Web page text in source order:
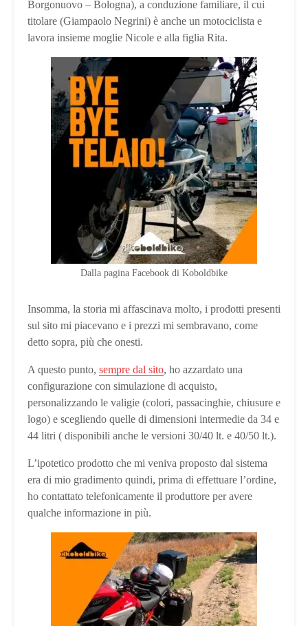
Borgonuovo – Bologna), a conduzione familiare, il cui
titolare (Giampaolo Negrini) è anche un motociclista e
lavora insieme moglie Nicole e alla figlia Rita.
Dalla pagina Facebook di Koboldbike
Insomma, la storia mi affascinava molto, i prodotti presenti
sul sito mi piacevano e i prezzi mi sembravano, come
detto sopra, più che onesti.
A questo punto, sempre dal sito, ho azzardato una
configurazione con simulazione di acquisto,
personalizzando le valigie (colori, passacinghie, chiusure e
logo) e scegliendo quelle di dimensioni intermedie da 34 e
44 litri ( disponibili anche le versioni 30/40 lt. e 40/50 lt.).
L’ipotetico prodotto che mi veniva proposto dal sistema
era di mio gradimento quindi, prima di effettuare l’ordine,
ho contattato telefonicamente il produttore per avere
qualche informazione in più.